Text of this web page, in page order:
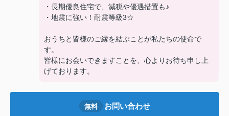
・長期優良住宅で、減税や優遇措置も♪
・地震に強い！耐震等級3☆
おうちと皆様のご縁を結ぶことが私たちの使命で
す。
皆様にお会いできますことを、心よりお待ち申し上
げております。
無料 お問い合わせ